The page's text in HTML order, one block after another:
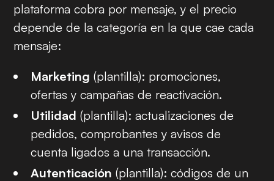
plataforma cobra por mensaje, y el precio
depende de la categoría en la que cae cada
mensaje:
Marketing (plantilla): promociones,
ofertas y campañas de reactivación.
Utilidad (plantilla): actualizaciones de
pedidos, comprobantes y avisos de
cuenta ligados a una transacción.
Autenticación (plantilla): códigos de un